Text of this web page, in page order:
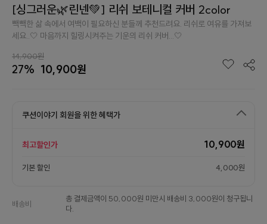
[싱그러운🌿린넨💚] 리쉬 보테니컬 커버 2color
빽빽한 삶 속에서 여백이 필요하신 분들께 추천드려요. 리쉬로 여유를 가져보
세요..🤍 마음까지 힐링시켜주는 기운의 리쉬 커버...🤍
14,900원
27% 10,900원
쿠션이야기 회원을 위한 혜택가
최고할인가 10,900원
기본 할인 4,000원
배송비
총 결제금액이 50,000원 미만시 배송비 3,000원이 청구됩니
다.